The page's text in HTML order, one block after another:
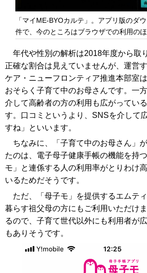
「マイME-BYOカルテ」。アプリ版のダ
件で、今のところはブラウザでの利用の
年代や性別の解析は2018年度から取
正確な割合は見えていませんが、運営
ケア・ニューフロンティア推進本部室
おそらく子育て中のお母さんです。一
介して高齢者の方の利用も広がってい
す。口コミというより、SNSを介して
すね」といいます。
ちなみに、「子育て中のお母さん」
たのは、電子母子健康手帳の機能を持
モ」と連係する人の利用率がとりわけ
いるためだそうです。
ただ、「母子モ」を提供するエムテ
暮らす祖父母の方にもご利用いただけ
るので、子育て世代以外にも利用者が
もありそうです。